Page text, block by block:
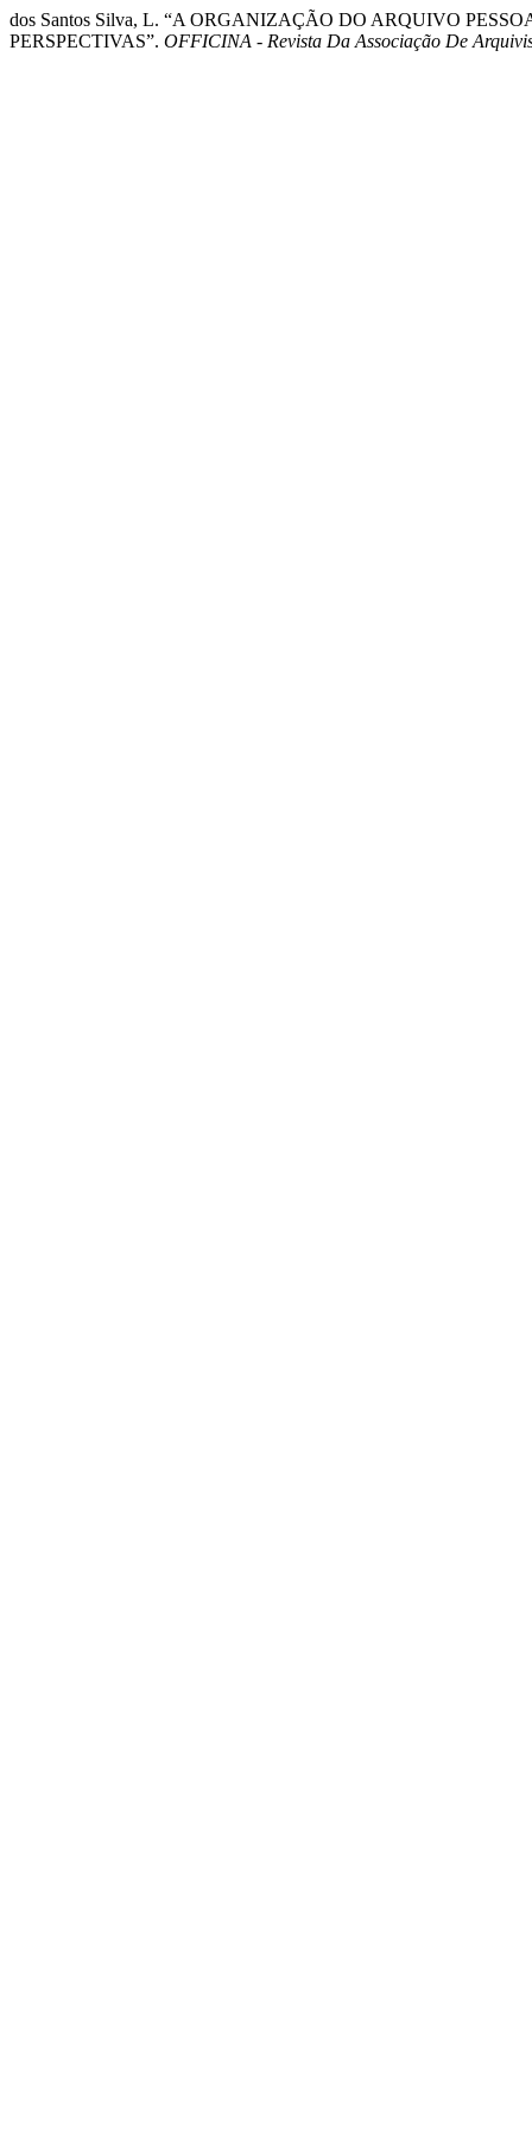
dos Santos Silva, L. “A ORGANIZAÇÃO DO ARQUIVO
PERSPECTIVAS”. OFFICINA - Revista Da Associação De